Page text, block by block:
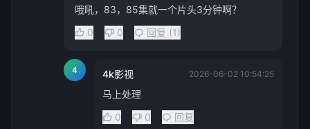
哦吼，83，85集就一个片头3分钟啊？
0
0 回复 (1)
4 4k影视 2026-06-02 10:54:25
马上处理
0
0 回复